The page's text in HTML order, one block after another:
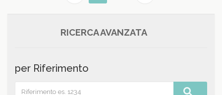
RICERCA AVANZATA
per Riferimento